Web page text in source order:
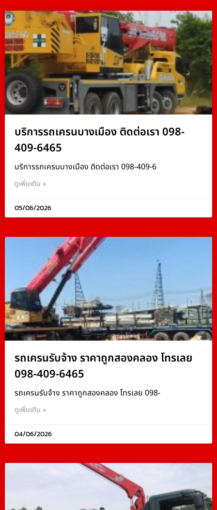
บริการรถเครนบางเมือง ติดต่อเรา 098-
409-6465
บริการรถเครนบางเมือง ติดต่อเรา 098-409-6
ดูเพิ่มเติม »
05/06/2026
รถเครนรับจ้าง ราคาถูกสองคลอง โทรเลย
098-409-6465
รถเครนรับจ้าง ราคาถูกสองคลอง โทรเลย 098-
ดูเพิ่มเติม »
04/06/2026